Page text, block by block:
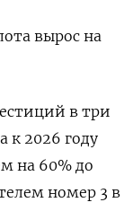
вырос на
в три
к 2026 году
на 60% до
номер 3 в